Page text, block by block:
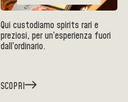
Qui custodiamo spirits rari e
preziosi, per un’esperienza fuori
dall’ordinario.
SCOPRI